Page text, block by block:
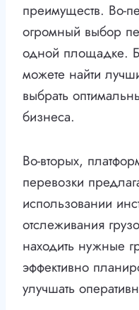
преимуществ. Во-
огромный выбор
одной площадке.
можете найти
выбрать
бизнеса.
Во-вторых,
перевозки
использовании
отслеживания
находить нужные
эффективно
улучшать